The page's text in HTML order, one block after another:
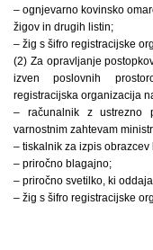
– ognjevarno kovinsko
žigov in drugih listin;
– žig s šifro registracijske
(2) Za opravljanje
izven poslovnih
registracijska organizacija
– računalnik z ustrezno
varnostnim zahtevam
– tiskalnik za izpis
– priročno blagajno;
– priročno svetilko, ki
– žig s šifro registracijske